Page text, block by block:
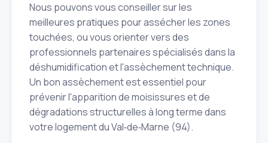
Nous pouvons vous conseiller sur les
meilleures pratiques pour assécher les zones
touchées, ou vous orienter vers des
professionnels partenaires spécialisés dans la
déshumidification et l'assèchement technique.
Un bon assèchement est essentiel pour
prévenir l'apparition de moisissures et de
dégradations structurelles à long terme dans
votre logement du Val‑de‑Marne (94).